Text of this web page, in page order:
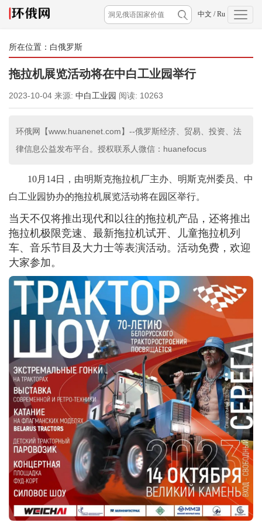
中文 / Ru
所在位置： 白俄罗斯
拖拉机展览活动将在中白工业园举行
2023-10-04 来源: 中白工业园 阅读: 10263
环俄网【www.huanenet.com】--俄罗斯经济、贸易、投资、法
律信息公益发布平台。授权联系人微信：huanefocus
10月14日，由明斯克拖拉机厂主办、明斯克州委员、中
白工业园协办的拖拉机展览活动将在园区举行。
当天不仅将推出现代和以往的拖拉机产品，还将推出
拖拉机极限竞速、最新拖拉机试开、儿童拖拉机列
车、音乐节目及大力士等表演活动。活动免费，欢迎
大家参加。